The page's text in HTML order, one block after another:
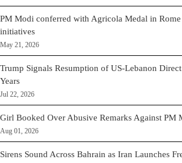
PM Modi conferred with Agricola Medal in
initiatives
May 21, 2026
Trump Signals Resumption of US-Lebanon
Years
Jul 22, 2026
Girl Booked Over Abusive Remarks Against PM
Aug 01, 2026
Sirens Sound Across Bahrain as Iran Launches